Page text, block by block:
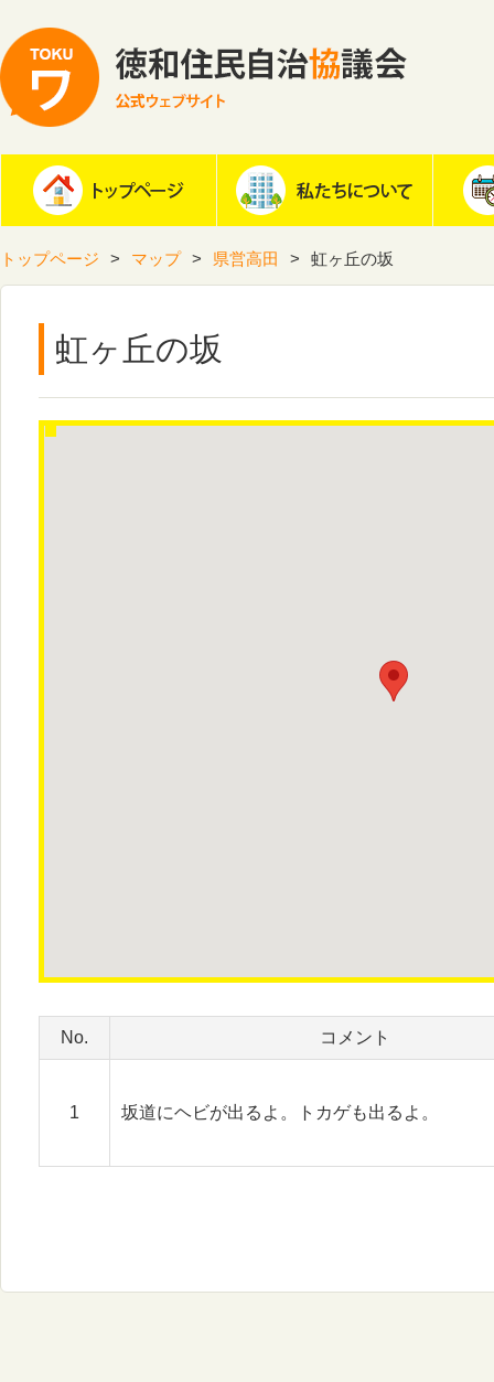
トップページ マップ 県営高田 虹ヶ丘の坂
虹ヶ丘の坂
No. コメント
1 坂道にヘビが出るよ。トカゲも出るよ。